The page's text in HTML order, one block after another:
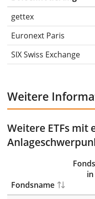
gettex
Euronext Paris
SIX Swiss Exchange
Weitere
Weitere ETFs mit
Fondsname